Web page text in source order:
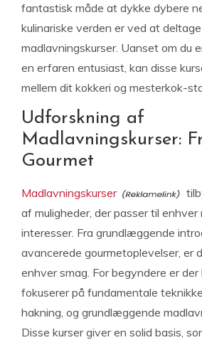
fantastisk måde at dykke dybere
kulinariske verden er ved at
madlavningskurser. Uanset om du
en erfaren entusiast, kan disse
mellem dit kokkeri og mesterkok-
Udforskning af
Madlavningskurser:
Gourmet
Madlavningskurser
af muligheder, der passer til enhver
interesser. Fra grundlæggende
avancerede gourmetoplevelser, er
enhver smag. For begyndere er der
fokuserer på fundamentale
hakning, og grundlæggende
Disse kurser giver en solid basis,